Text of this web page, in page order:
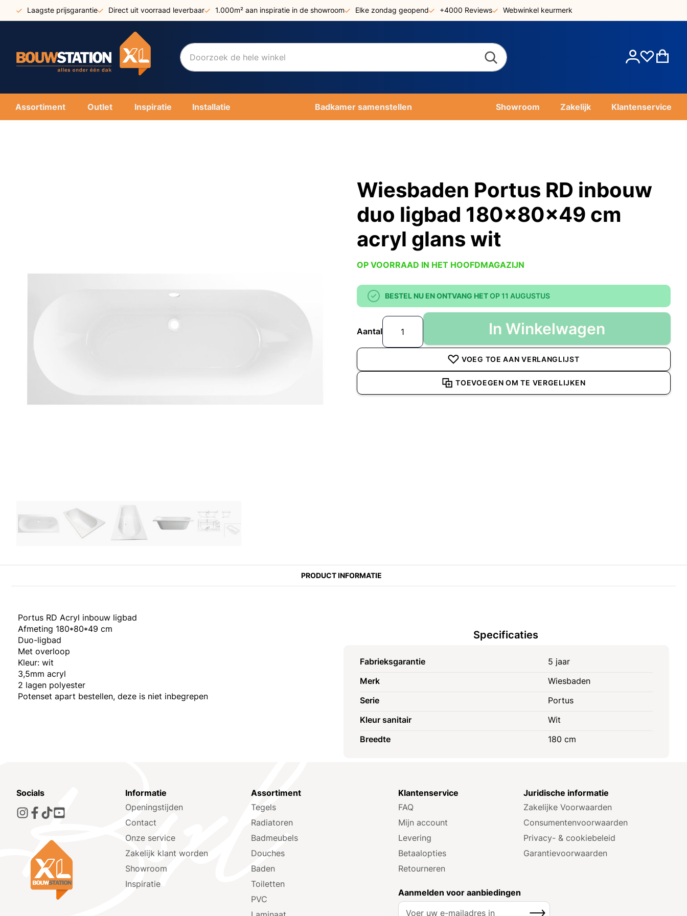
Ga
naar
Laagste prijsgarantie Direct uit voorraad leverbaar 1.000m² aan inspiratie in de showroom Elke zondag geopend +4000 Reviews Webwinkel keurmerk
Account
Assortiment Outlet Inspiratie Installatie Badkamer samenstellen Showroom Zakelijk Klantenservice
Wiesbaden Portus RD inbouw
duo ligbad 180x80x49 cm
acryl glans wit
OP VOORRAAD IN HET HOOFDMAGAZIJN
BESTEL NU EN ONTVANG HETOP 11 AUGUSTUS
Aantal In Winkelwagen
VOEG TOE AAN VERLANGLIJST
TOEVOEGEN OM TE VERGELIJKEN
PRODUCT INFORMATIE
Specificaties
Fabrieksgarantie
5 jaar
Merk
Wiesbaden
Serie
Portus
Kleur sanitair
Wit
Breedte
180 cm
Portus RD Acryl inbouw ligbad
Afmeting 180*80*49 cm
Duo-ligbad
Met overloop
Kleur: wit
3,5mm acryl
2 lagen polyester
Potenset apart bestellen, deze is niet inbegrepen
Socials
Informatie
Openingstijden
Contact
Onze service
Zakelijk klant worden
Showroom
Inspiratie
Assortiment
Tegels
Radiatoren
Badmeubels
Douches
Baden
Toiletten
PVC
Klantenservice
FAQ
Mijn account
Levering
Betaalopties
Retourneren
Juridische informatie
Zakelijke Voorwaarden
Consumenten­voorwaarden
Privacy- & cookiebeleid
Garantie­voorwaarden
Aanmelden voor aanbiedingen
A
Inschrijven